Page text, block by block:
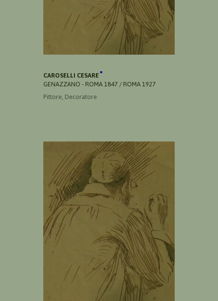
CAROSELLI CESARE
GENAZZANO - ROMA 1847 / ROMA 1927
Pittore, Decoratore